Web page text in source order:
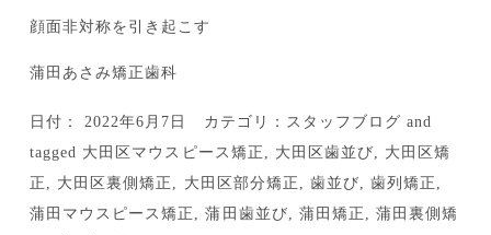
顔面非対称を引き起こす
蒲田あさみ矯正歯科
日付：2022年6月7日 カテゴリ： スタッフブログ and
tagged 大田区マウスピース矯正 , 大田区歯並び, 大田区矯
正 , 大田区裏側矯正 , 大田区部分矯正 , 歯並び,歯列矯正 ,
蒲田マウスピース矯正 ,蒲田歯並び, 蒲田矯正 ,蒲田裏側矯